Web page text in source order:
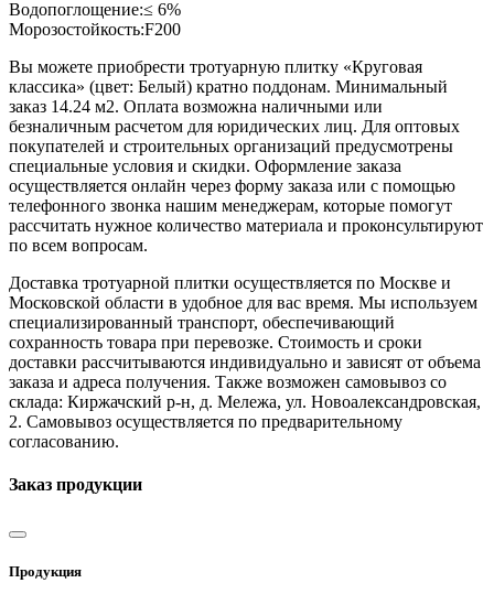
Водопоглощение:≤ 6%
Морозостойкость:F200
Вы можете приобрести тротуарную плитку «Круговая
классика» (цвет: Белый) кратно поддонам. Минимальный
заказ 14.24 м2. Оплата возможна наличными или
безналичным расчетом для юридических лиц. Для оптовых
покупателей и строительных организаций предусмотрены
специальные условия и скидки. Оформление заказа
осуществляется онлайн через форму заказа или с помощью
телефонного звонка нашим менеджерам, которые помогут
рассчитать нужное количество материала и проконсультируют
по всем вопросам.
Доставка тротуарной плитки осуществляется по Москве и
Московской области в удобное для вас время. Мы используем
специализированный транспорт, обеспечивающий
сохранность товара при перевозке. Стоимость и сроки
доставки рассчитываются индивидуально и зависят от объема
заказа и адреса получения. Также возможен самовывоз со
склада: Киржачский р-н, д. Мележа, ул. Новоалександровская,
2. Самовывоз осуществляется по предварительному
согласованию.
Заказ продукции
Продукция